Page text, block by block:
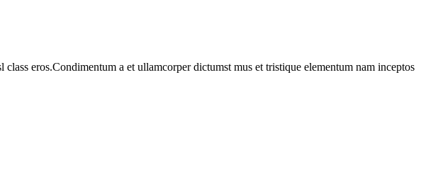
eros.Condimentum a et ullamcorper dictumst mus et tristique elementum nam inceptos